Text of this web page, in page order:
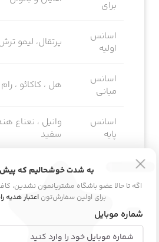
برای
اسانس
اولیه
پرتقال، لیمو
اسانس
میانی
هل ، کاکائو ،
اسانس
پایه
وانیل ، نعناع
سفید
اطلاعات محصول
دیدگاه و پرسش
به شدت خوشحالیم که پیش
اگه تا حالا عضو باشگاه مشتریانمون نشدین،
برای اولین سفارش‌توناعتبار هدیه
شماره موبایل